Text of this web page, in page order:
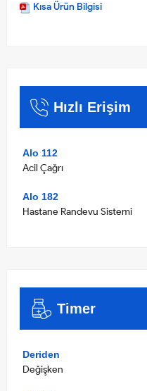
Kısa Ürün Bilgisi
Hızlı Erişim
Alo 112
Acil Çağrı
Alo 182
Hastane Randevu Sistemi
Timer
Deriden
Değişken